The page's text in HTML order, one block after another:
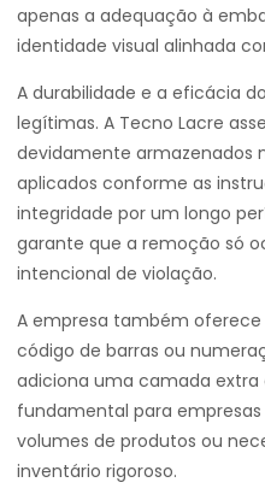
apenas a adequação à
identidade visual alinhada
A durabilidade e a eficácia
legítimas. A Tecno Lacre
devidamente armazenados
aplicados conforme as
integridade por um longo
garante que a remoção só
intencional de violação.
A empresa também
código de barras ou
adiciona uma camada extra
fundamental para
volumes de produtos ou
inventário rigoroso.